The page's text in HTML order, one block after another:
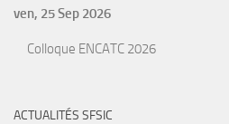
ven, 25 Sep 2026
Colloque ENCATC 2026
ACTUALITÉS SFSIC